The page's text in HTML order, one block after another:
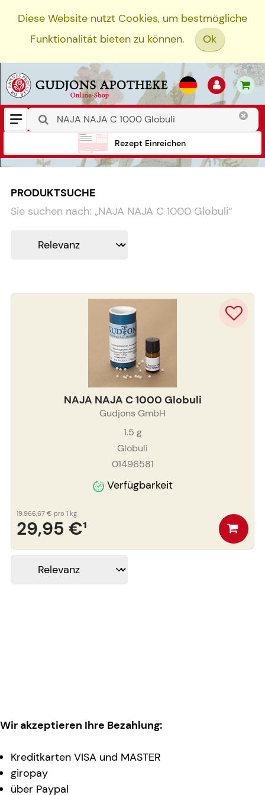
Diese Website nutzt Cookies, um bestmögliche
Funktionalität bieten zu können.
Ok
Rezept Einreichen
PRODUKTSUCHE
Sie suchen nach: „NAJA NAJA C 1000 Globuli“
NAJA NAJA C 1000 Globuli
Gudjons GmbH
1.5 g
Globuli
01496581
Verfügbarkeit
29,95 €¹
19.966,67 € pro 1 kg
Wir akzeptieren Ihre Bezahlung:
Kreditkarten VISA und MASTER
giropay
über Paypal